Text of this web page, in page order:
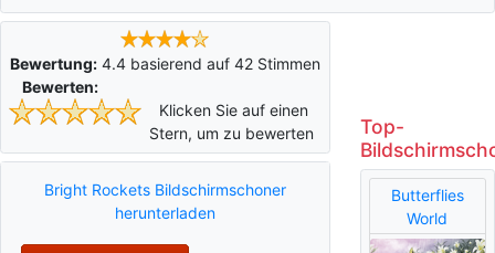
Bewertung: 4.4basierend auf 42Stimmen
Bewerten:
Klicken Sie auf einen
Stern, um zu bewerten
Bright Rockets Bildschirmschoner
herunterladen
Top-
Butterflies
World